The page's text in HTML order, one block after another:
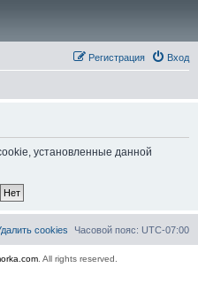
Вход
Регистрация
установленные данной
Часовой пояс: UTC-07:00
cookies
. All rights reserved.